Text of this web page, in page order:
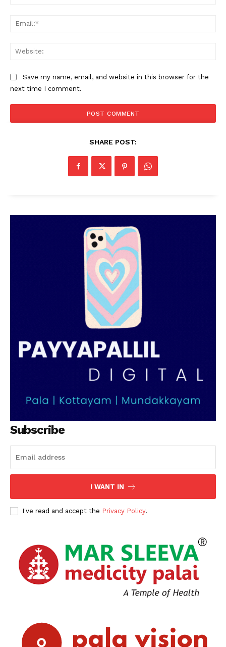
PALA VISION
About
Contact us
My account
Save my name, email, and website in this browser for the
next time I comment.
SHARE POST:
Subscribe
I WANT IN
I've read and accept the Privacy Policy.